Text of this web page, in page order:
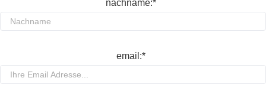
nachname:*
email:*